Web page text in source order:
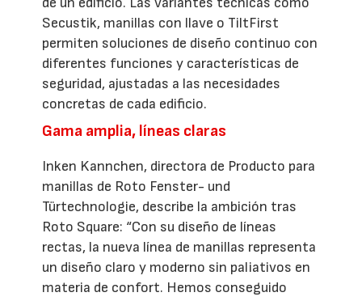
Secustik, manillas con llave o TiltFirst
permiten soluciones de diseño continuo con
diferentes funciones y características de
seguridad, ajustadas a las necesidades
concretas de cada edificio.
Gama amplia, líneas claras
Inken Kannchen, directora de Producto para
manillas de Roto Fenster- und
Türtechnologie, describe la ambición tras
Roto Square: “Con su diseño de líneas
rectas, la nueva línea de manillas representa
un diseño claro y moderno sin paliativos en
materia de confort. Hemos conseguido